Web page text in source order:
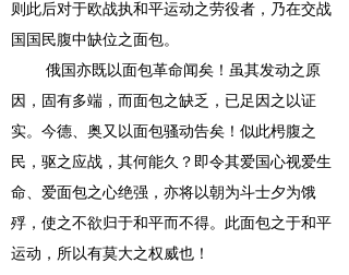
则此后对于欧战执和平运动之劳役者，乃在交战
国国民腹中缺位之面包。
俄国亦既以面包革命闻矣！虽其发动之原
因，固有多端，而面包之缺乏，已足因之以证
实。今德、奥又以面包骚动告矣！似此枵腹之
民，驱之应战，其何能久？即令其爱国心视爱生
命、爱面包之心绝强，亦将以朝为斗士夕为饿
殍，使之不欲归于和平而不得。此面包之于和平
运动，所以有莫大之权威也！